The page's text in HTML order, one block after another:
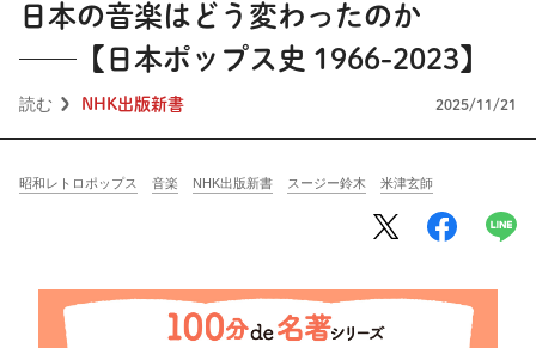
楽しむ 趣味 俳句 短歌 囲碁
NHKブックス 100分de名著
日本の音楽はどう変わったのか
──【日本ポップス史 1966-2023】
読む NHK出版新書 2025/11/21
昭和レトロポップス 音楽 NHK出版新書 スージー鈴木 米津玄師